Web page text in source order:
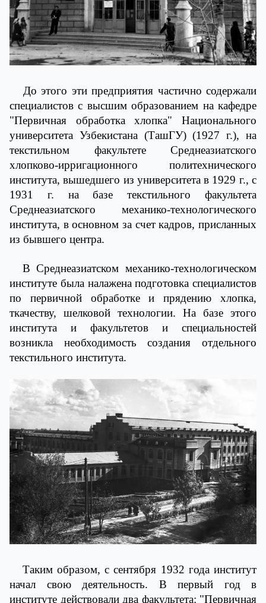
До этого эти предприятия частично содержали
специалистов с высшим образованием на кафедре
"Первичная обработка хлопка" Национального
университета Узбекистана (ТашГУ) (1927 г.), на
текстильном факультете Среднеазиатского
хлопково-ирригационного политехнического
института, вышедшего из университета в 1929 г., с
1931 г. на базе текстильного факультета
Среднеазиатского механико-технологического
института, в основном за счет кадров, присланных
из бывшего центра.
В Среднеазиатском механико-технологическом
институте была налажена подготовка специалистов
по первичной обработке и прядению хлопка,
ткачеству, шелковой технологии. На базе этого
института и факультетов и специальностей
возникла необходимость создания отдельного
текстильного института.
Таким образом, с сентября 1932 года институт
начал свою деятельность. В первый год в
институте действовали два факультета: "Первичная